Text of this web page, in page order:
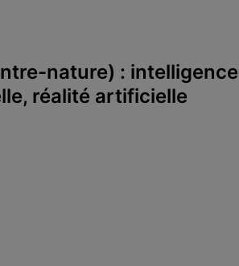
nature) : intelligence
réalité artificielle